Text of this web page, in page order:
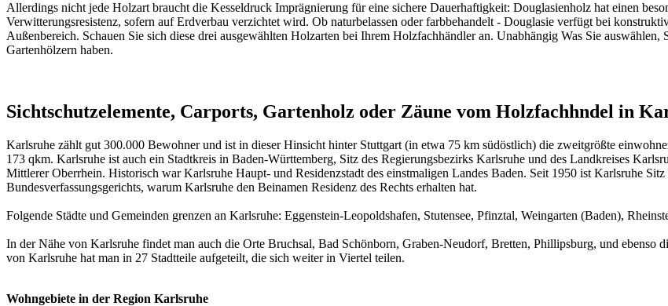
Allerdings nicht jede Holzart braucht die Kesseldruck Imprägnierung für eine sichere Dauerhaftigkeit: Douglasienholz hat einen
Verwitterungsresistenz, sofern auf Erdverbau verzichtet wird. Ob naturbelassen oder farbbehandelt - Douglasie verfügt bei
Außenbereich. Schauen Sie sich diese drei ausgewählten Holzarten bei Ihrem Holzfachhändler an. Unabhängig Was Sie
Gartenhölzern haben.
Sichtschutzelemente, Carports, Gartenholz oder Zäune vom Holzfachhndel in
Karlsruhe zählt gut 300.000 Bewohner und ist in dieser Hinsicht hinter Stuttgart (in etwa 75 km südöstlich) die zweitgrößte
173 qkm. Karlsruhe ist auch ein Stadtkreis in Baden-Württemberg, Sitz des Regierungsbezirks Karlsruhe und des Landkreises
Mittlerer Oberrhein. Historisch war Karlsruhe Haupt- und Residenzstadt des einstmaligen Landes Baden. Seit 1950 ist Karlsruhe
Bundesverfassungsgerichts, warum Karlsruhe den Beinamen Residenz des Rechts erhalten hat.
Folgende Städte und Gemeinden grenzen an Karlsruhe: Eggenstein-Leopoldshafen, Stutensee, Pfinztal, Weingarten (Baden),
In der Nähe von Karlsruhe findet man auch die Orte Bruchsal, Bad Schönborn, Graben-Neudorf, Bretten, Phillipsburg, und ebenso
von Karlsruhe hat man in 27 Stadtteile aufgeteilt, die sich weiter in Viertel teilen.
Wohngebiete in der Region Karlsruhe